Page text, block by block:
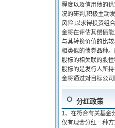
程度以及信用债的
况的研判,积极主动
风险,以求得投资组
金将在评估其偿债
与其转换价值的比
相类似的债券品种
股标的相关联的股
股标的是发行人所
金将通过对目标公
分红政策
1、在符合有关基金
仅有现金分红一种